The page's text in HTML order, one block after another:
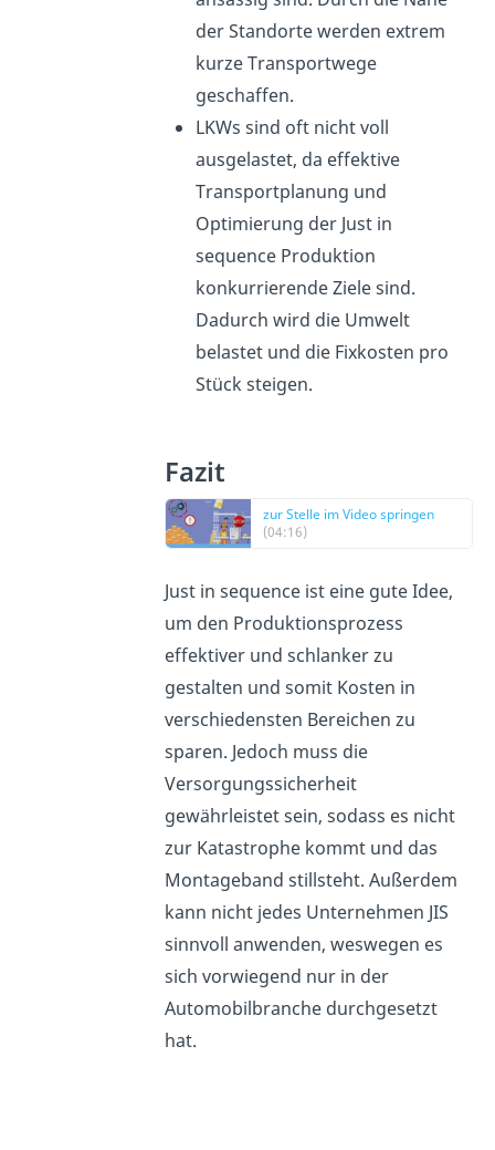
der Standorte werden extrem
kurze Transportwege
geschaffen.
LKWs sind oft nicht voll
ausgelastet, da effektive
Transportplanung und
Optimierung der Just in
sequence Produktion
konkurrierende Ziele sind.
Dadurch wird die Umwelt
belastet und die Fixkosten pro
Stück steigen.
Fazit
zur Stelle im Video springen
(04:16)
Just in sequence ist eine gute Idee,
um den Produktionsprozess
effektiver und schlanker zu
gestalten und somit Kosten in
verschiedensten Bereichen zu
sparen. Jedoch muss die
Versorgungssicherheit
gewährleistet sein, sodass es nicht
zur Katastrophe kommt und das
Montageband stillsteht. Außerdem
kann nicht jedes Unternehmen JIS
sinnvoll anwenden, weswegen es
sich vorwiegend nur in der
Automobilbranche durchgesetzt
hat.